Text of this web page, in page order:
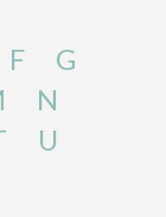
F
G
N
U